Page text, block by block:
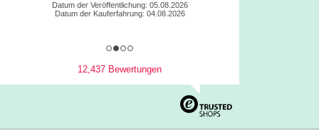
Datum der Veröffentlichung: 05.08.2026
Datum der Kauferfahrung: 04.08.2026
12,437 Bewertungen